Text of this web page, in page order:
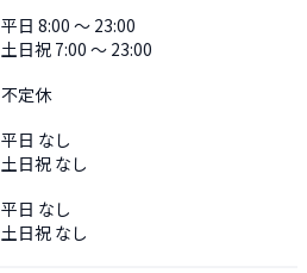
平日 8:00 〜 23:00
土日祝 7:00 〜 23:00
不定休
平日 なし
土日祝 なし
平日 なし
土日祝 なし